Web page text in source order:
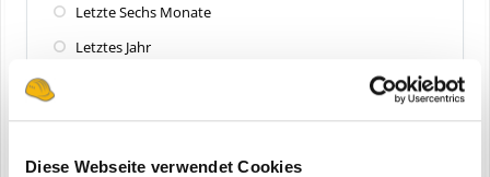
Diese Webseite verwendet Cookies
Letzte Sechs Monate
Letztes Jahr